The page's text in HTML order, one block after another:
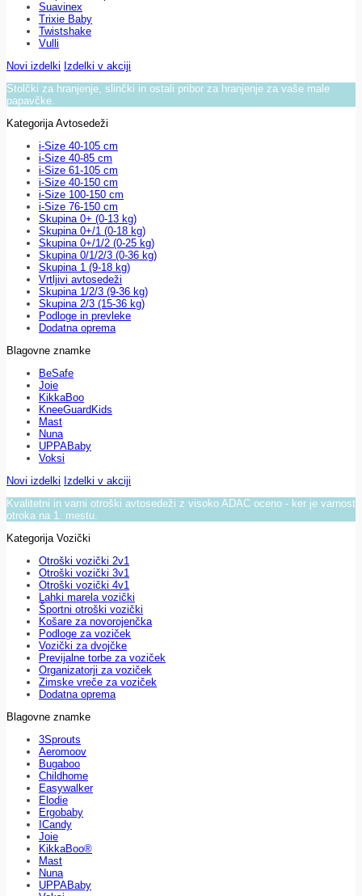
Suavinex
Trixie Baby
Twistshake
Vulli
Novi izdelki Izdelki v akciji
Stolčki za hranjenje, slinčki in ostali pribor za hranjenje za vaše male
papavčke.
Kategorija Avtosedeži
i-Size 40-105 cm
i-Size 40-85 cm
i-Size 61-105 cm
i-Size 40-150 cm
i-Size 100-150 cm
i-Size 76-150 cm
Skupina 0+ (0-13 kg)
Skupina 0+/1 (0-18 kg)
Skupina 0+/1/2 (0-25 kg)
Skupina 0/1/2/3 (0-36 kg)
Skupina 1 (9-18 kg)
Vrtljivi avtosedeži
Skupina 1/2/3 (9-36 kg)
Skupina 2/3 (15-36 kg)
Podloge in prevleke
Dodatna oprema
Blagovne znamke
BeSafe
Joie
KikkaBoo
KneeGuardKids
Mast
Nuna
UPPABaby
Voksi
Novi izdelki Izdelki v akciji
Kvalitetni in varni otroški avtosedeži z visoko ADAC oceno - ker je varnost
otroka na 1. mestu.
Kategorija Vozički
Otroški vozički 2v1
Otroški vozički 3v1
Otroški vozički 4v1
Lahki marela vozički
Športni otroški vozički
Košare za novorojenčka
Podloge za voziček
Vozički za dvojčke
Previjalne torbe za voziček
Organizatorji za voziček
Zimske vreče za voziček
Dodatna oprema
Blagovne znamke
3Sprouts
Aeromoov
Bugaboo
Childhome
Easywalker
Elodie
Ergobaby
ICandy
Joie
KikkaBoo®
Mast
Nuna
UPPABaby